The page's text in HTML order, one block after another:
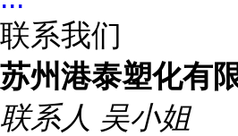
联系我们
苏州港泰塑化有
联系人 吴小姐